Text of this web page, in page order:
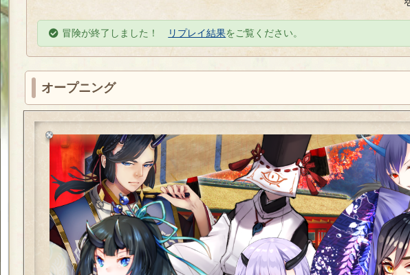
冒険が終了しました！ リプレイ結果をご覧ください。
オープニング